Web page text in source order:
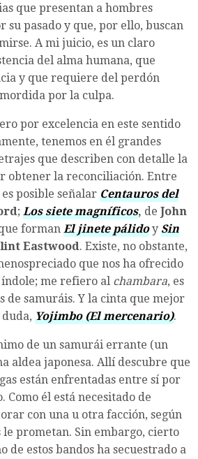
que presentan a hombres
su pasado y que, por ello, buscan
A mi juicio, es un claro
del alma humana, que
y que requiere del perdón
por la culpa.
por excelencia en este sentido
tenemos en él grandes
que describen con detalle la
obtener la reconciliación. Entre
posible señalar Centauros del
; Los siete magníficos, de John
forman El jinete pálidoy Sin
Eastwood. Existe, no obstante,
que nos ha ofrecido
índole; me refiero al chambara, es
de samuráis. Y la cinta que mejor
Yojimbo (El mercenario).
de un samurái errante (un
aldea japonesa. Allí descubre que
están enfrentadas entre sí por
Como él está necesitado de
con una u otra facción, según
le prometan. Sin embargo, cierto
de estos bandos ha secuestrado a